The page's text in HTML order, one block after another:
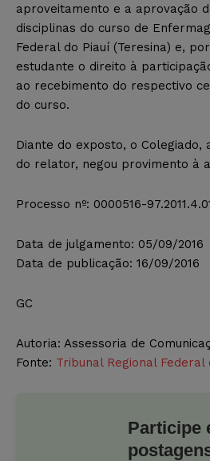
aproveitamento e a aprovação
disciplinas do curso de
Federal do Piauí (Teresina) e,
estudante o direito à
ao recebimento do respectivo
do curso.
Diante do exposto, o Colegiado,
do relator, negou provimento à
Processo nº: 0000516-
Data de julgamento: 05/09/2016
Data de publicação: 16/09/2016
GC
Autoria: Assessoria de
Fonte: Tribunal Regional Federal
Participe